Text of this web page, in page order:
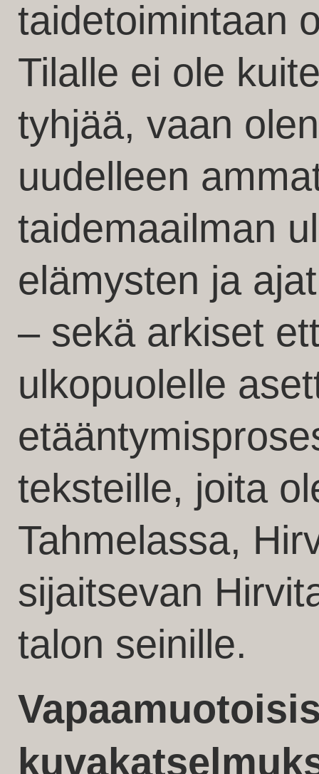
taidetoimintaan
Tilalle ei ole
tyhjää, vaan
uudelleen
taidemaailman
elämysten ja
– sekä arkiset
ulkopuolelle
teksteille, joita
Tahmelassa,
sijaitsevan
talon seinille.